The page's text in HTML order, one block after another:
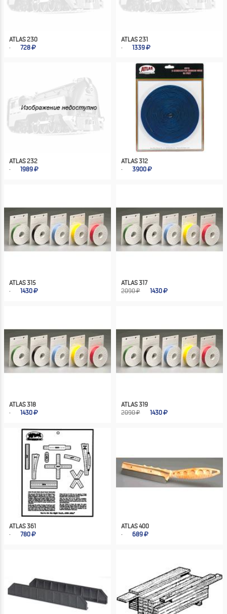
ATLAS 230
728
ATLAS 231
1339
ATLAS 232
1989
ATLAS 312
3900
ATLAS 315
1430
ATLAS 317
2090 ₽
1430
ATLAS 318
1430
ATLAS 319
2090 ₽
1430
ATLAS 361
780
ATLAS 400
689